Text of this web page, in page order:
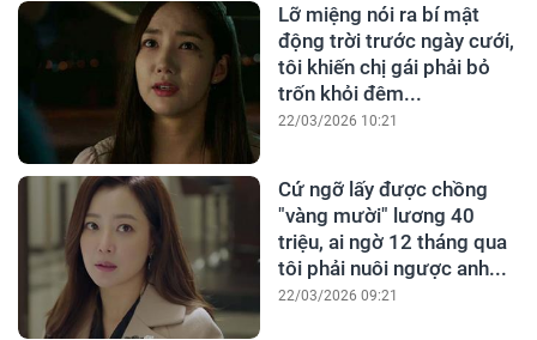
Lỡ miệng nói ra bí mật
động trời trước ngày cưới,
tôi khiến chị gái phải bỏ
trốn khỏi đêm...
22/03/2026 10:21
Cứ ngỡ lấy được chồng
"vàng mười" lương 40
triệu, ai ngờ 12 tháng qua
tôi phải nuôi ngược anh...
22/03/2026 09:21